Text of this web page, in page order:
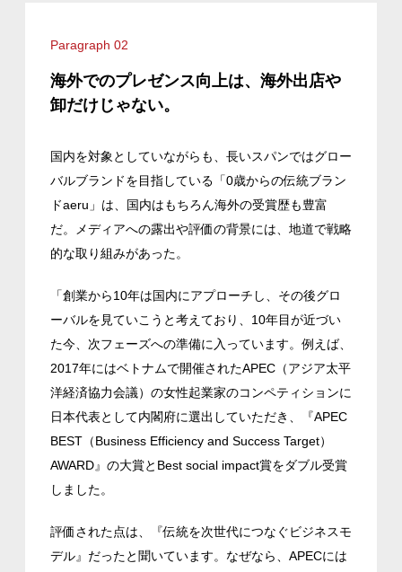
Paragraph 02
海外でのプレゼンス向上は、海外出店や
卸だけじゃない。
国内を対象としていながらも、長いスパンではグロー
バルブランドを目指している「0歳からの伝統ブラン
ドaeru」は、国内はもちろん海外の受賞歴も豊富
だ。メディアへの露出や評価の背景には、地道で戦略
的な取り組みがあった。
「創業から10年は国内にアプローチし、その後グロ
ーバルを見ていこうと考えており、10年目が近づい
た今、次フェーズへの準備に入っています。例えば、
2017年にはベトナムで開催されたAPEC（アジア太平
洋経済協力会議）の女性起業家のコンペティションに
日本代表として内閣府に選出していただき、『APEC
BEST（Business Efficiency and Success Target）
AWARD』の大賞とBest social impact賞をダブル受賞
しました。
評価された点は、『伝統を次世代につなぐビジネスモ
デル』だったと聞いています。なぜなら、APECには